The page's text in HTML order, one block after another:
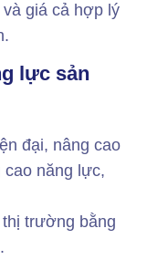
giá cả hợp lý
lực sản
đại, nâng cao
cao năng lực,
trường bằng